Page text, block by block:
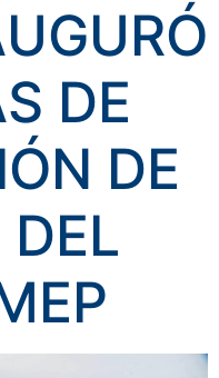
DE
DE